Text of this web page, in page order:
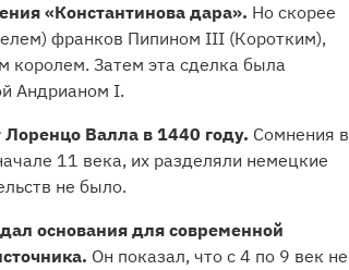
«Константинова дара». Но скорее
франков Пипином III (Коротким),
королем. Затем эта сделка была
Андрианом I.
Валла в 1440 году. Сомнения в
11 века, их разделяли немецкие
не было.
основания для современной
Он показал, что с 4 по 9 век не